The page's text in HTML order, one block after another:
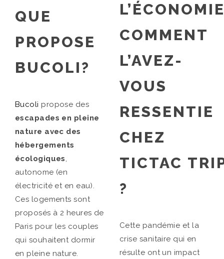
QUE
PROPOSE
BUCOLI?
Bucoli propose des
escapades en pleine
nature avec des
hébergements
écologiques,
autonome (en
électricité et en eau).
Ces logements sont
proposés à 2 heures de
Paris pour les couples
qui souhaitent dormir
en pleine nature.
COMMENT
L’AVEZ-
VOUS
RESSENTIE
CHEZ
TICTAC
?
Cette pandémie et la
crise sanitaire qui en
résulte ont un impact